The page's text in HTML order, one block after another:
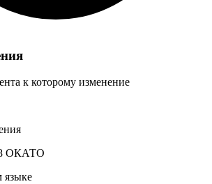
к которому изменение
ОКАТО
языке